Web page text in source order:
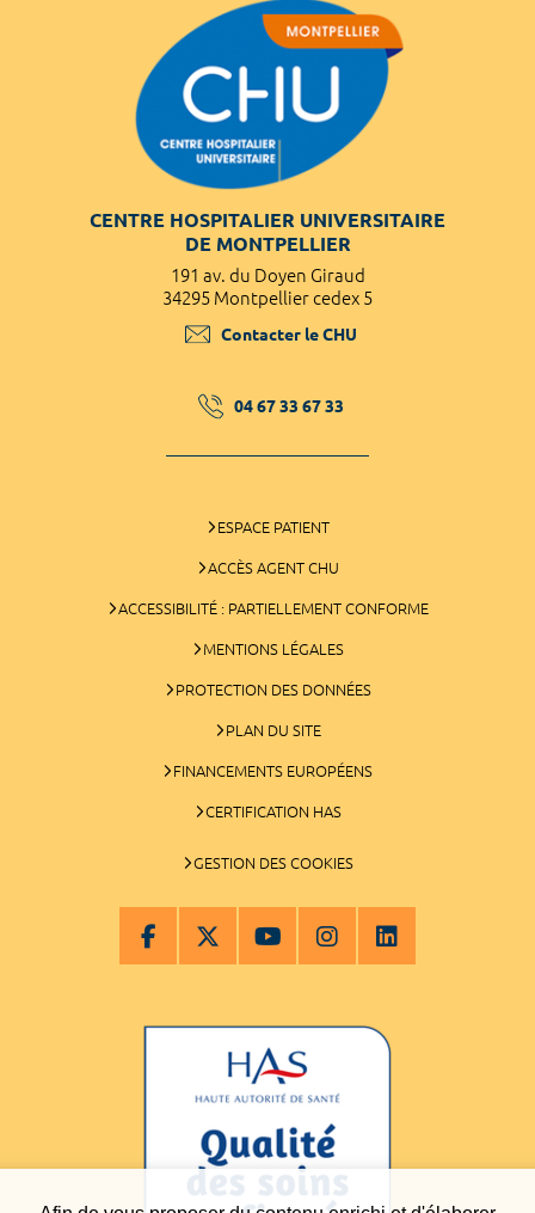
CENTRE HOSPITALIER UNIVERSITAIRE
DE MONTPELLIER
191 av. du Doyen Giraud
34295 Montpellier cedex 5
Contacter le CHU
04 67 33 67 33
ESPACE PATIENT
ACCÈS AGENT CHU
ACCESSIBILITÉ : PARTIELLEMENT CONFORME
MENTIONS LÉGALES
PROTECTION DES DONNÉES
PLAN DU SITE
FINANCEMENTS EUROPÉENS
CERTIFICATION HAS
GESTION DES COOKIES